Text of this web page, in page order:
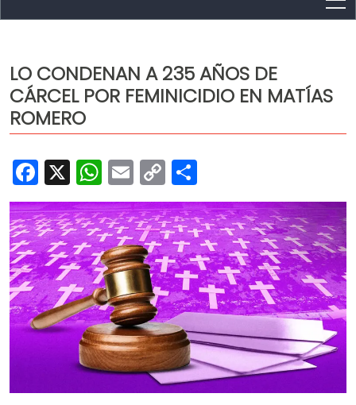
Capital
Policíaca
Cultura
Deportes
Opinión
LO CONDENAN A 235 AÑOS DE
CÁRCEL POR FEMINICIDIO EN MATÍAS
ROMERO
Facebook
X WhatsApp
Email
Copy
Link